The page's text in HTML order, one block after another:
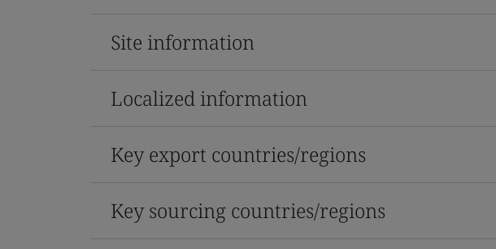
Site information
Localized information
Key export countries/regions
Key sourcing countries/regions